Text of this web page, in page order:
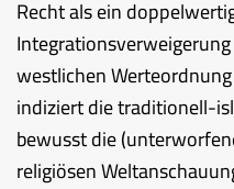
Recht als ein
westlichen
indiziert die traditionell-
bewusst die
religiösen